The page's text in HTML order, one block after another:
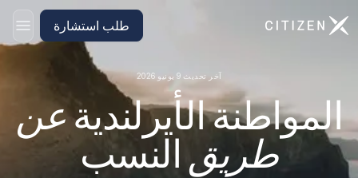
الانتقال إلى الصفحة الرئيسية لـ CitizenX طلب استشارة
آخر تحديث 9 يونيو 2026
المواطنة الأيرلنديةعن
طريق النسب